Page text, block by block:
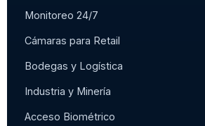
Monitoreo 24/7
Cámaras para Retail
Bodegas y Logística
Industria y Minería
Acceso Biométrico